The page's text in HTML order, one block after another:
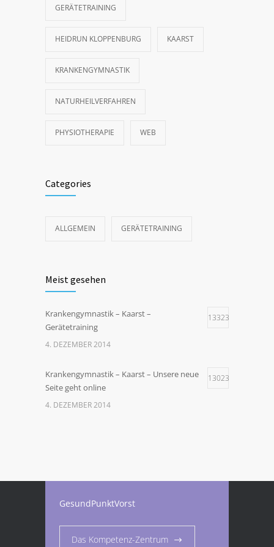
GERÄTETRAINING
HEIDRUN KLOPPENBURG KAARST
KRANKENGYMNASTIK
NATURHEILVERFAHREN
PHYSIOTHERAPIE WEB
Categories
ALLGEMEIN GERÄTETRAINING
Meist gesehen
Krankengymnastik – Kaarst –
Gerätetraining
13323
4. DEZEMBER 2014
Krankengymnastik – Kaarst – Unsere neue
Seite geht online
13023
4. DEZEMBER 2014
GesundPunktVorst
Das Kompetenz-Zentrum